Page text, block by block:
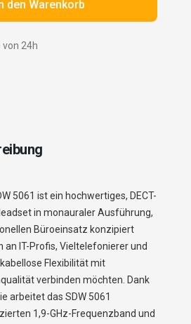
den Warenkorb
24h
5061 ist ein hochwertiges, DECT-
in monauraler Ausführung,
Büroeinsatz konzipiert
an IT-Profis, Vieltelefonierer und
Flexibilität mit
verbinden möchten. Dank
arbeitet das SDW 5061
1,9-GHz-Frequenzband und